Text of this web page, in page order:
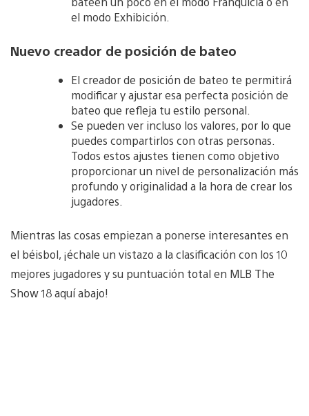
el modo Exhibición.
Nuevo creador de posición de bateo
El creador de posición de bateo te permitirá
modificar y ajustar esa perfecta posición de
bateo que refleja tu estilo personal.
Se pueden ver incluso los valores, por lo que
puedes compartirlos con otras personas.
Todos estos ajustes tienen como objetivo
proporcionar un nivel de personalización más
profundo y originalidad a la hora de crear los
jugadores.
Mientras las cosas empiezan a ponerse interesantes en
el béisbol, ¡échale un vistazo a la clasificación con los 10
mejores jugadores y su puntuación total en MLB The
Show 18 aquí abajo!